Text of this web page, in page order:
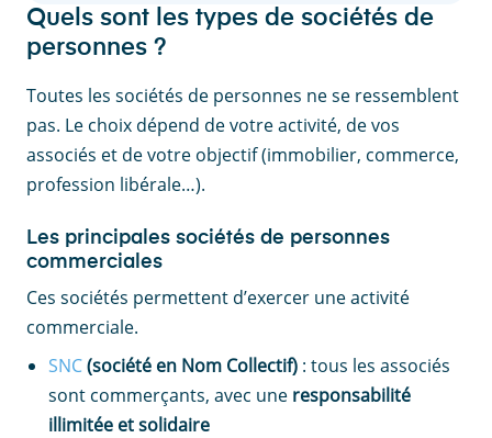
Quels sont les types de sociétés de
personnes ?
Toutes les sociétés de personnes ne se ressemblent
pas. Le choix dépend de votre activité, de vos
associés et de votre objectif (immobilier, commerce,
profession libérale…).
Les principales sociétés de personnes
commerciales
Ces sociétés permettent d’exercer une activité
commerciale.
SNC(société en Nom Collectif) : tous les associés
sont commerçants, avec une responsabilité
illimitée et solidaire